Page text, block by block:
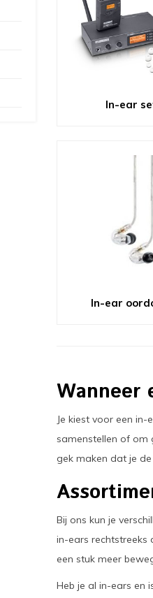
In-ear
In-ear
Wanneer
Je kiest voor een
samenstellen of om
gek maken dat je
Bij ons kun je
in-ears
een stuk meer
Heb je al in-ears en